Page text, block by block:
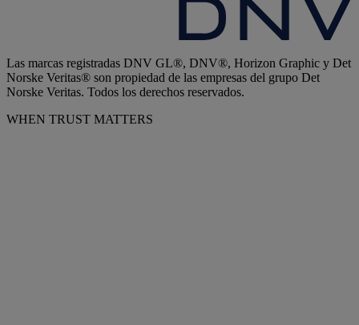
Las marcas registradas DNV GL®, DNV®, Horizon Graphic y Det
Norske Veritas® son propiedad de las empresas del grupo Det
Norske Veritas. Todos los derechos reservados.
WHEN TRUST MATTERS